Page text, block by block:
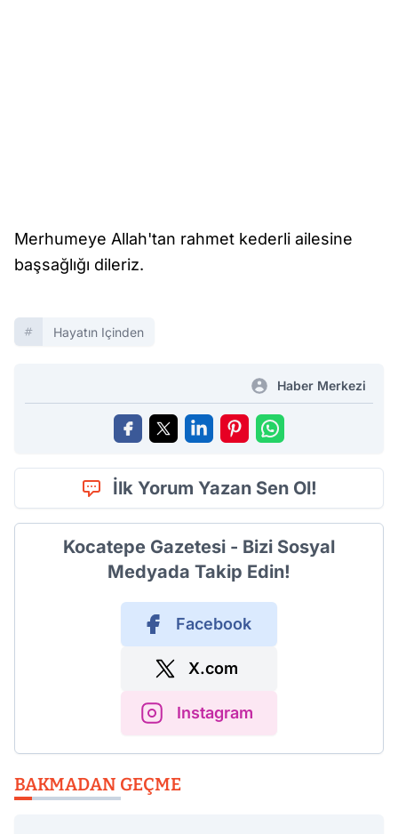
Merhumeye Allah'tan rahmet kederli ailesine
başsağlığı dileriz.
Hayatın Içinden
Haber Merkezi
İlk Yorum Yazan Sen Ol!
Kocatepe Gazetesi - Bizi Sosyal
Medyada Takip Edin!
Facebook
X.com
Instagram
BAKMADAN GEÇME